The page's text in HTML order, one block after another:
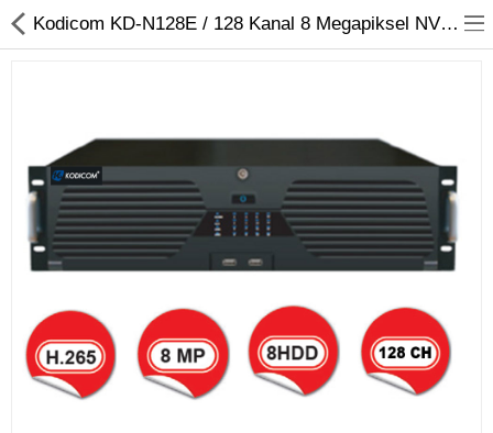
Kameralar
Kayıt Cihazları
Hırsız Alarm Sistemleri
Yangın Alarm Sistemleri
Kodicom KD-N128E / 128 Kanal 8 Megapiksel NVR Kayıt Cihazı